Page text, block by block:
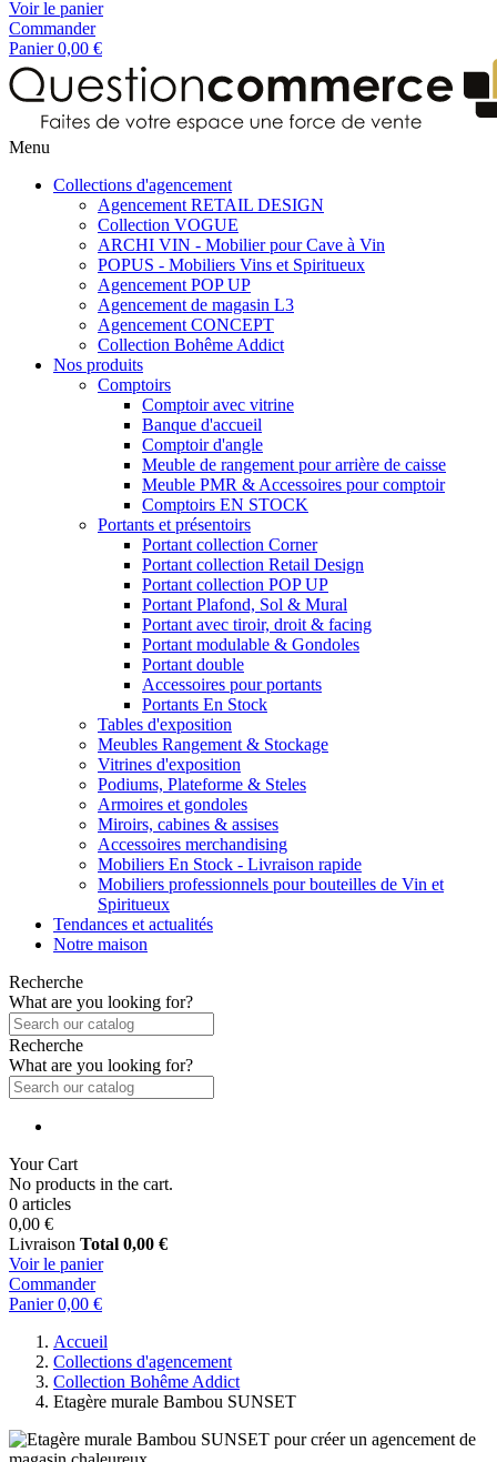
Voir le panier
Commander
Panier 0,00 €
Menu
Collections d'agencement
Agencement RETAIL DESIGN
Collection VOGUE
ARCHI VIN - Mobilier pour Cave à Vin
POPUS - Mobiliers Vins et Spiritueux
Agencement POP UP
Agencement de magasin L3
Agencement CONCEPT
Collection Bohême Addict
Nos produits
Comptoirs
Comptoir avec vitrine
Banque d'accueil
Comptoir d'angle
Meuble de rangement pour arrière de caisse
Meuble PMR & Accessoires pour comptoir
Comptoirs EN STOCK
Portants et présentoirs
Portant collection Corner
Portant collection Retail Design
Portant collection POP UP
Portant Plafond, Sol & Mural
Portant avec tiroir, droit & facing
Portant modulable & Gondoles
Portant double
Accessoires pour portants
Portants En Stock
Tables d'exposition
Meubles Rangement & Stockage
Vitrines d'exposition
Podiums, Plateforme & Steles
Armoires et gondoles
Miroirs, cabines & assises
Accessoires merchandising
Mobiliers En Stock - Livraison rapide
Mobiliers professionnels pour bouteilles de Vin et
Spiritueux
Tendances et actualités
Notre maison
Recherche
What are you looking for?
Recherche
What are you looking for?
Your Cart
No products in the cart.
0 articles
0,00 €
Livraison Total 0,00 €
Voir le panier
Commander
Panier 0,00 €
Accueil
Collections d'agencement
Collection Bohême Addict
Etagère murale Bambou SUNSET